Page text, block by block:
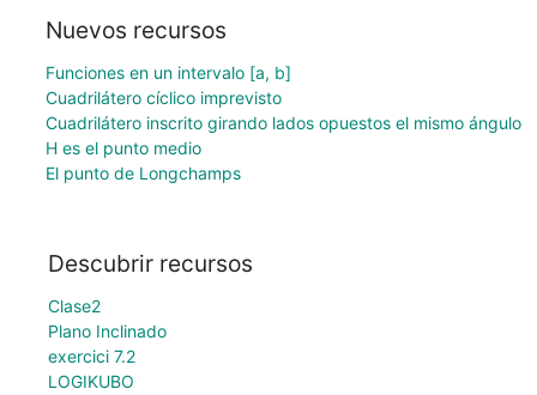
Nuevos recursos
Funciones en un intervalo [a, b]
Cuadrilátero cíclico imprevisto
Cuadrilátero inscrito girando lados opuestos el mismo ángulo
H es el punto medio
El punto de Longchamps
Descubrir recursos
Clase2
Plano Inclinado
exercici 7.2
LOGIKUBO